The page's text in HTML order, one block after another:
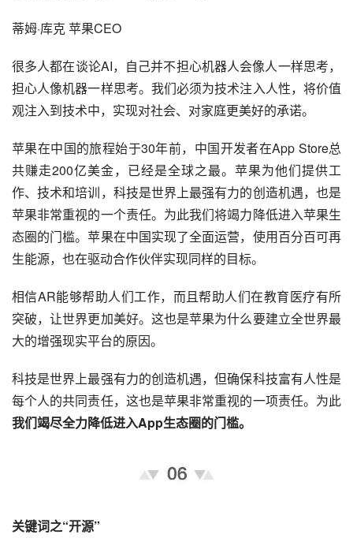
蒂姆·库克 苹果CEO
很多人都在谈论AI，自己并不担心机器人会像人一样思考，
担心人像机器一样思考。我们必须为技术注入人性，将价值
观注入到技术中，实现对社会、对家庭更美好的承诺。
苹果在中国的旅程始于30年前，中国开发者在App Store总
共赚走200亿美金，已经是全球之最。苹果为他们提供工
作、技术和培训，科技是世界上最强有力的创造机遇，也是
苹果非常重视的一个责任。为此我们将竭力降低进入苹果生
态圈的门槛。苹果在中国实现了全面运营，使用百分百可再
生能源，也在驱动合作伙伴实现同样的目标。
相信AR能够帮助人们工作，而且帮助人们在教育医疗有所
突破，让世界更加美好。这也是苹果为什么要建立全世界最
大的增强现实平台的原因。
科技是世界上最强有力的创造机遇，但确保科技富有人性是
每个人的共同责任，这也是苹果非常重视的一项责任。为此
我们竭尽全力降低进入App生态圈的门槛。
关键词之“开源”